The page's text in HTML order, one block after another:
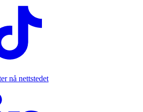
nå nettstedet